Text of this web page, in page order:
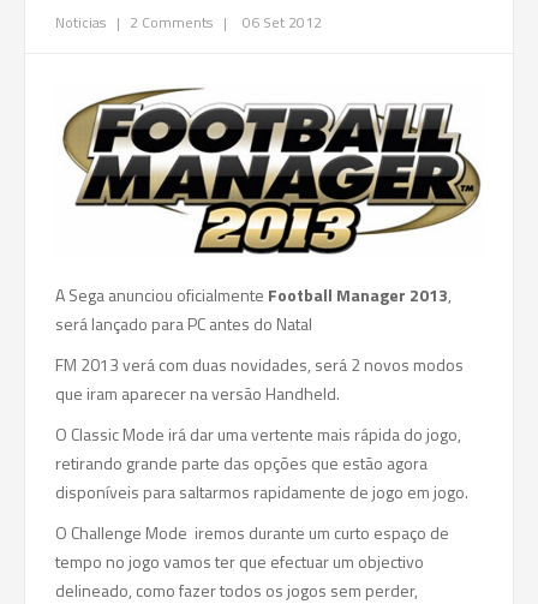
Noticias | 2 Comments | 06 Set 2012
A Sega anunciou oficialmente Football Manager 2013,
será lançado para PC antes do Natal
FM 2013 verá com duas novidades, será 2 novos modos
que iram aparecer na versão Handheld.
O Classic Mode irá dar uma vertente mais rápida do jogo,
retirando grande parte das opções que estão agora
disponíveis para saltarmos rapidamente de jogo em jogo.
O Challenge Mode iremos durante um curto espaço de
tempo no jogo vamos ter que efectuar um objectivo
delineado, como fazer todos os jogos sem perder,